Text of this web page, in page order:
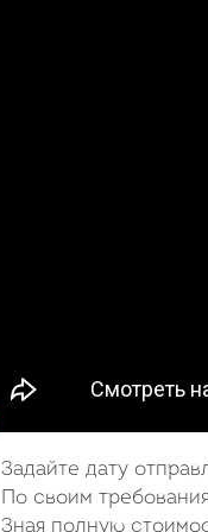
Задайте дату
По своим
Зная полную